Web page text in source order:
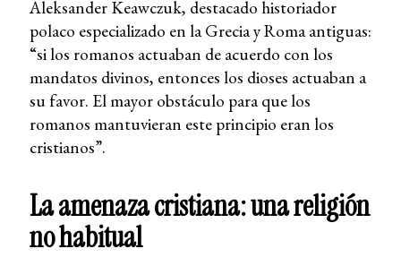
Aleksander Keawczuk, destacado historiador
polaco especializado en la Grecia y Roma antiguas:
“si los romanos actuaban de acuerdo con los
mandatos divinos, entonces los dioses actuaban a
su favor. El mayor obstáculo para que los
romanos mantuvieran este principio eran los
cristianos”.
La amenaza cristiana: una religión
no habitual